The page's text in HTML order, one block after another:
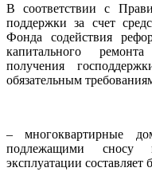
В соответствии с
поддержки за счет
Фонда содействия
капитального
получения
обязательным
– многоквартирные
подлежащими сносу
эксплуатации составляет